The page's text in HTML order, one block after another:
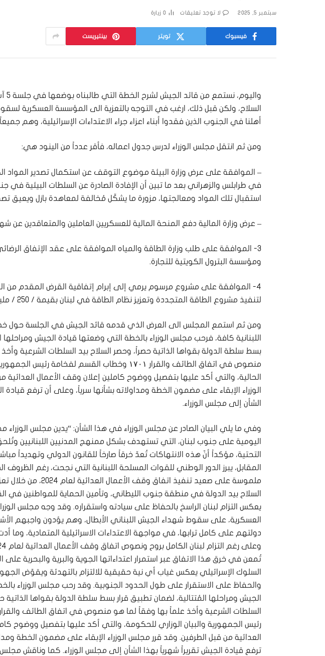
سبتمبر 5, 2025 لا توجد تعليقات 0 زيارة
فيسبوك تويتر بينتيريست
السلاح، ولكن قبل ذلك، ارغب في التوجه بالتعزية الى المؤسسة العسكرية
أهلنا في الجنوب الذين فقدوا أبناء اعزاء جراء الاعتداءات الإسرائيلية، وهم
ومن ثم انتقل مجلس الوزراء لدرس جدول اعماله، فأقر عدداً من الينود هي:
– الموافقة على عرض وزارة البيئة موضوع التوقف عن استكمال تصدير المواد
في طرابلس والزهراني بعد ما تبين أن الإفادة الصادرة عن السلطات البيئية في
استقبال تلك المواد ومعالجتها، مزورة ما يشكّل مُخالفة لمعاهدة بازل ويعيق
– عرض وزارة المالية دفع المنحة المالية للعسكريين العاملين والمتعاقدين عن
3- الموافقة على طلب وزارة الطاقة والمياه الموافقة على عقد الإتفاق
ومؤسسة البترول الكويتية للتجارة.
4- الموافقة على مشروع مرسوم يرمي إلى إبرام إتفاقية القرض المقدم من
لتنفيذ مشروع الطاقة المتجددة وتعزيز نظام الطاقة في لبنان بقيمة / ٢٥٠ / مليون دولار أميركي.
ومن ثم استمع المجلس الى العرض الذي قدمه قائد الجيش في الجلسة حول
اللبنانية كافة، فرحب مجلس الوزراء بالخطة التي وضعتها قيادة الجيش ومراحلها
بسط سلطة الدولة بقواها الذاتية حصراً، وحصر السلاح بيد السلطات الشرعية
منصوص في اتفاق الطائف والقرار ۱۷۰۱ وخطاب القسم لفخامة
الحالية، والتي أكد عليها بتفصيل ووضوح كاملين إعلان وقف الأعمال
الوزراء الإبقاء على مضمون الخطة ومداولاته بشأنها سرياً، وعلى أن ترفع قيادة
الشأن إلى مجلس الوزراء.
وفي ما يلي البيان الصادر عن مجلس الوزراء في هذا الشأن: “يدين مجلس الوزراء
اليومية على جنوب لبنان، التي تستهدف بشكل ممنهج المدنيين اللبنانيين
التحتية، مؤكداً أنّ هذه الانتهاكات تُعدّ خرقاً صارخاً للقانون الدولي وتهديداً
المقابل، يبرز الدور الوطني للقوات المسلحة اللبنانية التي نجحت، رغم
ملموسة على صعيد تنفيذ اتفاق
السلاح بيد الدولة في منطقة جنوب الليطاني، وتأمين الحماية للمواطنين في
يعكس التزام لبنان الراسخ بالحفاظ على سيادته واستقراره. وقد وجه مجلس
العسكرية، على سقوط شهداء الجيش اللبناني الأبطال، وهم يؤدون واجبهم
دولتهم على كامل ترابها، في مواجهة الاعتداءات الاسرائيلية المتمادية، وما
تُمعن في خرق هذا الاتفاق عبر استمرار اعتداءاتها الجوية والبرية والبحرية على
السلوك الإسرائيلي يعكس غياب أي نية حقيقية للالتزام بالتهدئة ويقوّض
والحفاظ على الاستقرار على طول الحدود الجنوبية. وقد رحب مجلس الوزراء
الجيش ومراحلها المُتتالية، لضمان تطبيق قرار بسط سلطة الدولة بقواها الذاتية
رئيس الجمهورية والبيان الوزاري للحكومة، والتي أكد عليها بتفصيل ووضوح
العدائية من قبل الطرفين. وقد قرر مجلس الوزراء الإبقاء على مضمون الخطة
ترفع قيادة الجيش تقريراً شهرياً بهذا الشأن إلى مجلس الوزراء. كما وناقش مجلس